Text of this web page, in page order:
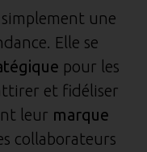
une
Elle se
pour les
et fidéliser
leur marque
collaborateurs